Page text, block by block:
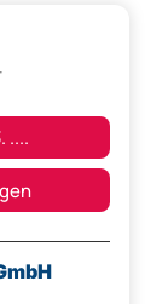
....